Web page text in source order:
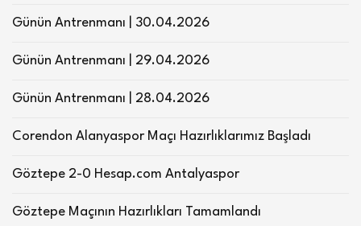
Günün Antrenmanı | 30.04.2026
Günün Antrenmanı | 29.04.2026
Günün Antrenmanı | 28.04.2026
Corendon Alanyaspor Maçı Hazırlıklarımız Başladı
Göztepe 2-0 Hesap.com Antalyaspor
Göztepe Maçının Hazırlıkları Tamamlandı